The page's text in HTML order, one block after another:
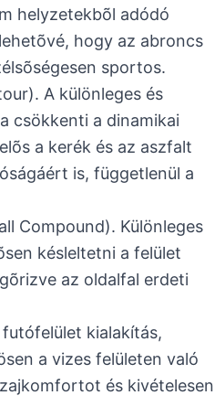
helyzetekbõl adódó
hogy az abroncs
sportos.
A különleges és
csökkenti a dinamikai
a kerék és az aszfalt
is, függetlenül a
Compound). Különleges
késleltetni a felület
az oldalfal erdeti
futófelület kialakítás,
a vizes felületen való
és kivételesen